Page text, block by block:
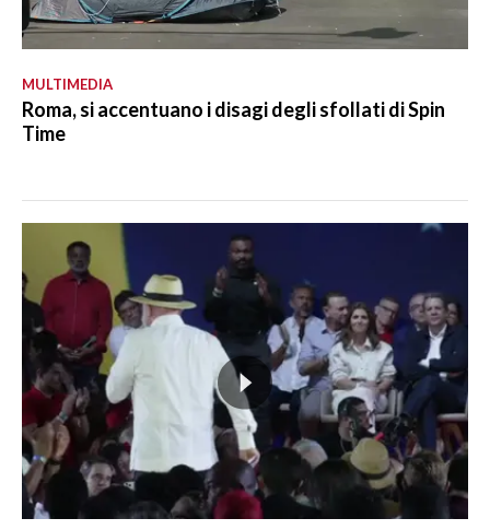
MULTIMEDIA
Roma, si accentuano i disagi degli sfollati di Spin
Time